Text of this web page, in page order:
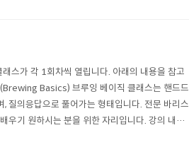
스가 각 1회차씩 열립니다. 아래의 내용을 참고
Basics) 브루잉 베이직 클래스는 핸드드
질의응답으로 풀어가는 형태입니다. 전문 바리스
우기 원하시는 분을 위한 자리입니다. 강의 내용
잉 베이직스 참석자만 들을 수 있는 다음 과정